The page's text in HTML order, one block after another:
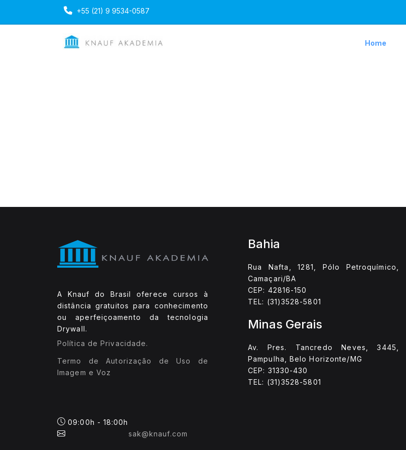
+55 (21) 9 9534-0587
Home
A Knauf do Brasil oferece cursos à
distância gratuitos para conhecimento
ou aperfeiçoamento da tecnologia
Drywall.
Política de Privacidade.
Termo de Autorização de Uso de
Imagem e Voz
09:00h - 18:00h
sak@knauf.com
Bahia
Rua Nafta, 1281, Pólo Petroquímico,
Camaçari/BA
CEP: 42816-150
TEL: (31)3528-5801
Minas Gerais
Av. Pres. Tancredo Neves, 3445,
Pampulha, Belo Horizonte/MG
CEP: 31330-430
TEL: (31)3528-5801